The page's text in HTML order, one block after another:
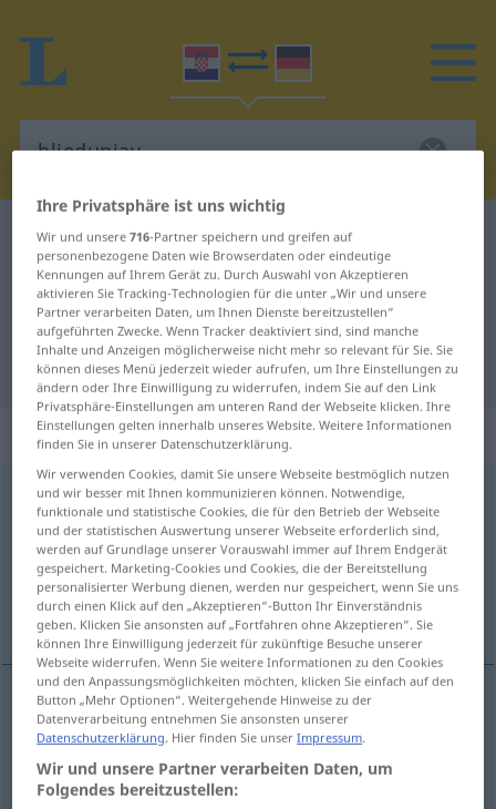
Kroatisch-Deutsch Wörterbuch bljedunjav
Kroatisch-Deutsch Übersetzung für
"bljedunjav"
"bljedunjav" Deutsch Übersetzung
„bljedunjav“
bljedunjav
Übersicht aller Übersetzungen
(Für mehr Details die Übersetzung anklicken/antippen)
blässlich, etwas blass
blässlich bljedunjav
etwas blass bljedunjav
Ihre Privatsphäre ist uns wichtig
Wir und unsere716-Partner speichern und greifen auf
personenbezogene Daten wie Browserdaten oder eindeutige
Kennungen auf Ihrem Gerät zu. Durch Auswahl von Akzeptieren
aktivieren Sie Tracking-Technologien für die unter „Wir und unsere
Partner verarbeiten Daten, um Ihnen Dienste bereitzustellen“
aufgeführten Zwecke. Wenn Tracker deaktiviert sind, sind manche
Inhalte und Anzeigen möglicherweise nicht mehr so relevant für Sie. Sie
können dieses Menü jederzeit wieder aufrufen, um Ihre Einstellungen zu
ändern oder Ihre Einwilligung zu widerrufen, indem Sie auf den Link
Privatsphäre-Einstellungen am unteren Rand der Webseite klicken. Ihre
Einstellungen gelten innerhalb unseres Website. Weitere Informationen
finden Sie in unserer Datenschutzerklärung.
Wir verwenden Cookies, damit Sie unsere Webseite bestmöglich nutzen
und wir besser mit Ihnen kommunizieren können. Notwendige,
funktionale und statistische Cookies, die für den Betrieb der Webseite
und der statistischen Auswertung unserer Webseite erforderlich sind,
werden auf Grundlage unserer Vorauswahl immer auf Ihrem Endgerät
gespeichert. Marketing-Cookies und Cookies, die der Bereitstellung
personalisierter Werbung dienen, werden nur gespeichert, wenn Sie uns
durch einen Klick auf den „Akzeptieren“-Button Ihr Einverständnis
geben. Klicken Sie ansonsten auf „Fortfahren ohne Akzeptieren“. Sie
können Ihre Einwilligung jederzeit für zukünftige Besuche unserer
Webseite widerrufen. Wenn Sie weitere Informationen zu den Cookies
und den Anpassungsmöglichkeiten möchten, klicken Sie einfach auf den
Button „Mehr Optionen“. Weitergehende Hinweise zu der
Datenverarbeitung entnehmen Sie ansonsten unserer
Datenschutzerklärung. Hier finden Sie unserImpressum.
Wir und unsere Partner verarbeiten Daten, um
Folgendes bereitzustellen: